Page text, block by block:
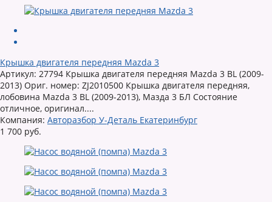
Крышка двигателя передняя Mazda 3
Артикул: 27794 Крышка двигателя передняя Mazda 3 BL (2009-
2013) Ориг. номер: ZJ2010500 Крышка двигателя передняя,
лобовина Mazda 3 BL (2009-2013), Мазда 3 БЛ Состояние
отличное, оригинал....
Компания: Авторазбор У-Деталь Екатеринбург
1 700 руб.